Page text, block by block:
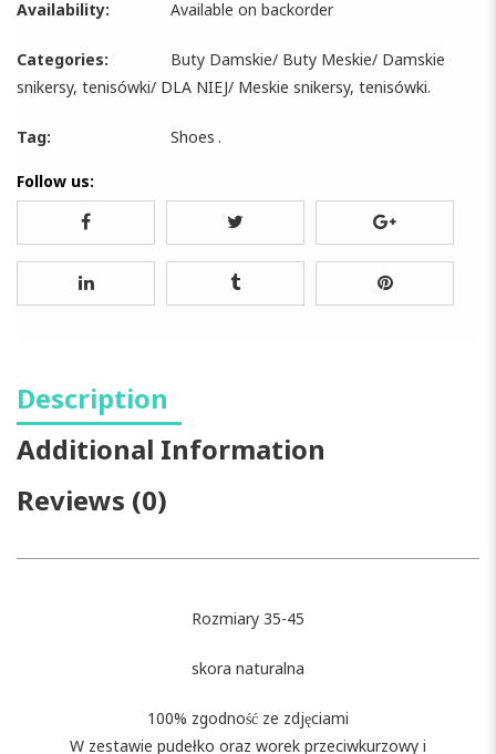
Availability: Available on backorder
Categories: Buty Damskie/ Buty Meskie/ Damskie
snikersy, tenisówki/ DLA NIEJ/ Meskie snikersy, tenisówki.
Tag: Shoes .
Follow us:
Description
Additional Information
Reviews (0)
Rozmiary 35-45
skora naturalna
100% zgodność ze zdjęciami
W zestawie pudełko oraz worek przeciwkurzowy i